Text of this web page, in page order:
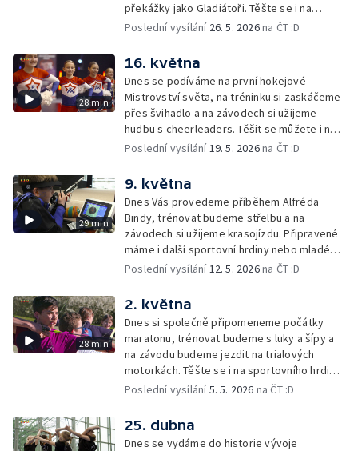
překážky jako Gladiátoři. Těšte se i na
dalšího sportovního hrdinu nebo mladého
Poslední vysílání 26. 5. 2026na ČT :D
28 min
16. května
Dnes se podíváme na první hokejové
Mistrovství světa, na tréninku si zaskáčeme
přes švihadlo a na závodech si užijeme
hudbu s cheerleaders. Těšit se můžete i na
sportovního hrdinu nebo soutěž o cenu
Poslední vysílání19. 5. 2026na ČT :D
29 min
9. května
Dnes Vás provedeme příběhem Alfréda
Bindy, trénovat budeme střelbu a na
závodech si užijeme krasojízdu. Připravené
máme i další sportovní hrdiny nebo mladého
šampiona.
Poslední vysílání12. 5. 2026na ČT :D
28 min
2. května
Dnes si společně připomeneme počátky
maratonu, trénovat budeme s luky a šípy a
na závodu budeme jezdit na trialových
motorkách. Těšte se i na sportovního hrdinu
nebo naši soutěž o cenu Lvíčat.
Poslední vysílání5. 5. 2026 na ČT :D
25. dubna
Dnes se vydáme do historie vývoje